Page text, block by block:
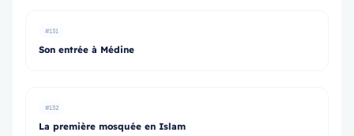
#131
Son entrée à Médine
#132
La première mosquée en Islam